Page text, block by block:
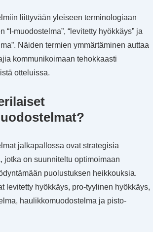
liittyvään yleiseen terminologiaan
“I-muodostelma”, “levitetty hyökkäys” ja
Näiden termien ymmärtäminen auttaa
kommunikoimaan tehokkaasti
otteluissa.
jalkapallossa ovat strategisia
jotka on suunniteltu optimoimaan
puolustuksen heikkouksia.
levitetty hyökkäys, pro-tyylinen hyökkäys,
haulikkomuodostelma ja pisto-